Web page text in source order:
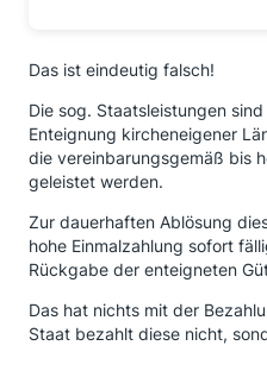
Das ist eindeutig falsch!
Die sog. Staatsleistungen
Enteignung kircheneigener
die vereinbarungsgemäß bis
geleistet werden.
Zur dauerhaften Ablösung
hohe Einmalzahlung sofort
Rückgabe der enteigneten
Das hat nichts mit der
Staat bezahlt diese nicht,